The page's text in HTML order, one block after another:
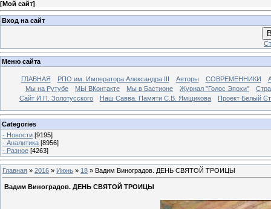
[Мой сайт]
Вход на сайт
Меню сайта
ГЛАВНАЯ РПО им. Императора Александра III Авторы СОВРЕМЕННИКИ
Мы на Рутубе
МЫ ВКонтакте Мы в Бастионе Журнал "Голос Эпохи"
Сайт И.П. Золотусского
Наш Савва. Памяти С.В. Ямщикова Проект Белый
Categories
- Новости [9195]
- Аналитика [8956]
- Разное [4263]
Главная » 2016 » Июнь » 18 » Вадим Виноградов. ДЕНЬ СВЯТОЙ ТРОИЦЫ
Вадим Виноградов. ДЕНЬ СВЯТОЙ ТРОИЦЫ